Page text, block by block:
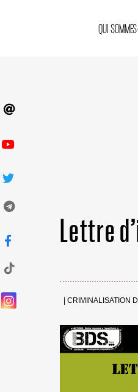
QUI
Lettre
|CRIMINALISATION